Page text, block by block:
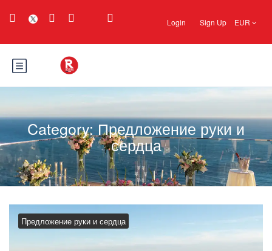
Login Sign Up EUR
Category:Предложение руки и
сердца
Предложение руки и сердца